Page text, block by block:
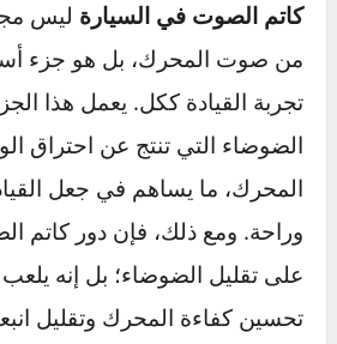
كاتم الصوت في السيارةليس
من صوت المحرك، بل هو جزء
تجربة القيادة ككل. يعمل هذا
الضوضاء التي تنتج عن احتراق
المحرك، ما يساهم في جعل
وراحة. ومع ذلك، فإن دور كاتم